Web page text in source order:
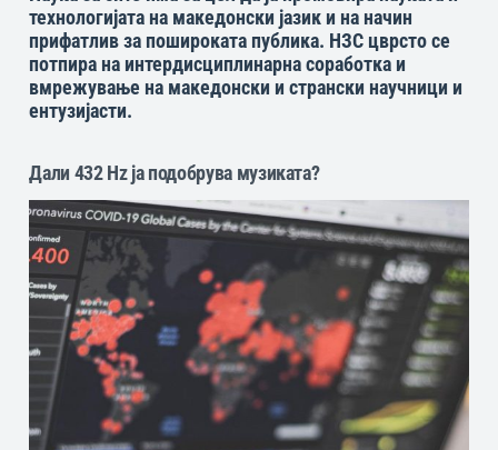
технологијата на македонски јазик и на начин
прифатлив за пошироката публика. НЗС цврсто се
потпира на интердисциплинарна соработка и
вмрежување на македонски и странски научници и
ентузијасти.
Дали 432 Hz ја подобрува музиката?